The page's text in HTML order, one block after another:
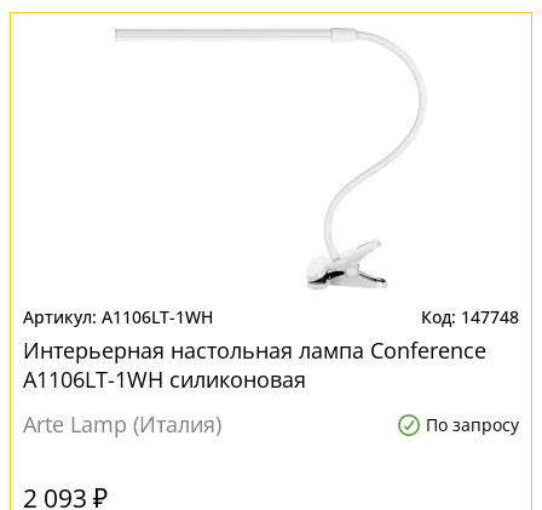
A1106LT-1WH 147748
Интерьерная настольная лампа Conference
A1106LT-1WH силиконовая
Arte Lamp (Италия)
По запросу
2 093 ₽